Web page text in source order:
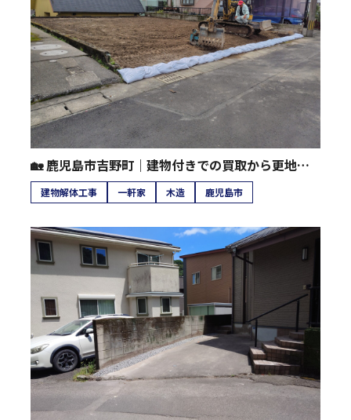
🏡 鹿児島市吉野町｜建物付きでの買取から更地販売へ
建物解体工事 一軒家 木造 鹿児島市